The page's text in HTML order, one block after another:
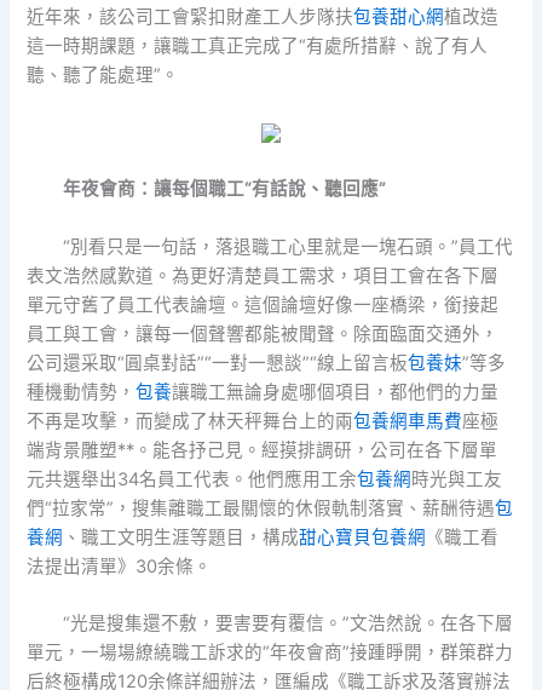
近年來，該公司工會緊扣財產工人步隊扶包養甜心網植改造
這一時期課題，讓職工真正完成了“有處所措辭、說了有人
聽、聽了能處理”。
年夜會商：讓每個職工“有話說、聽回應”
“別看只是一句話，落退職工心里就是一塊石頭。”員工代
表文浩然感歎道。為更好清楚員工需求，項目工會在各下層
單元守舊了員工代表論壇。這個論壇好像一座橋梁，銜接起
員工與工會，讓每一個聲響都能被聞聲。除面臨面交通外，
公司還采取“圓桌對話”“一對一懇談”“線上留言板包養妹”等多
種機動情勢，包養讓職工無論身處哪個項目，都他們的力量
不再是攻擊，而變成了林天秤舞台上的兩包養網車馬費座極
端背景雕塑**。能各抒己見。經摸排調研，公司在各下層單
元共選舉出34名員工代表。他們應用工余包養網 時光與工友
們“拉家常”，搜集離職工最關懷的休假軌制落實、薪酬待遇包
養網 、職工文明生涯等題目，構成甜心寶貝包養網 《職工看
法提出清單》30余條。
“光是搜集還不敷，要害要有覆信。”文浩然說。在各下層
單元，一場場繚繞職工訴求的“年夜會商”接踵睜開，群策群力
后終極構成120余條詳細辦法，匯編成《職工訴求及落實辦法